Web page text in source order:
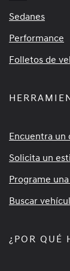
Sedanes
Performance
Folletos de
Encuentra un
Solicita un
Programe
Buscar
¿POR QUÉ